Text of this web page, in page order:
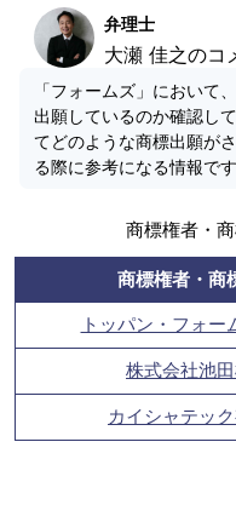
弁理士
大瀬 佳之のコ
「フォームズ」において
出願しているのか確認し
てどのような商標出願が
る際に参考になる情報です
商標権者・
商標権者・商
トッパン・フォー
株式会社池
カイシャテッ